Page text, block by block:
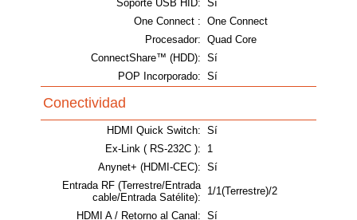
Soporte USB HID: Sí
One Connect : One Connect
Procesador: Quad Core
ConnectShare™ (HDD): Sí
POP Incorporado: Sí
Conectividad
HDMI Quick Switch: Sí
Ex-Link ( RS-232C ):
1
Anynet+ (HDMI-CEC): Sí
Entrada RF (Terrestre/Entrada
cable/Entrada Satélite):
1/1(Terrestre)/2
HDMI A / Retorno al Canal: Sí